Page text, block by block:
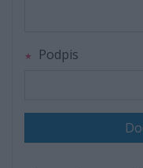
Podpis